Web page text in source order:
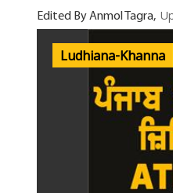
Edited By Anmol Tagra,
Ludhiana-Khanna